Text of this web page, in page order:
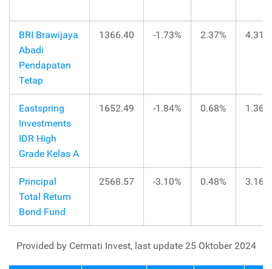
BRI Brawijaya
Abadi
Pendapatan
Tetap
1366.40 -1.73% 2.37% 4.31%
Eastspring
Investments
IDR High
Grade Kelas A
1652.49 -1.84% 0.68% 1.36%
Principal
Total Return
Bond Fund
2568.57 -3.10% 0.48% 3.16%
Provided by Cermati Invest, last update 25 Oktober 2024